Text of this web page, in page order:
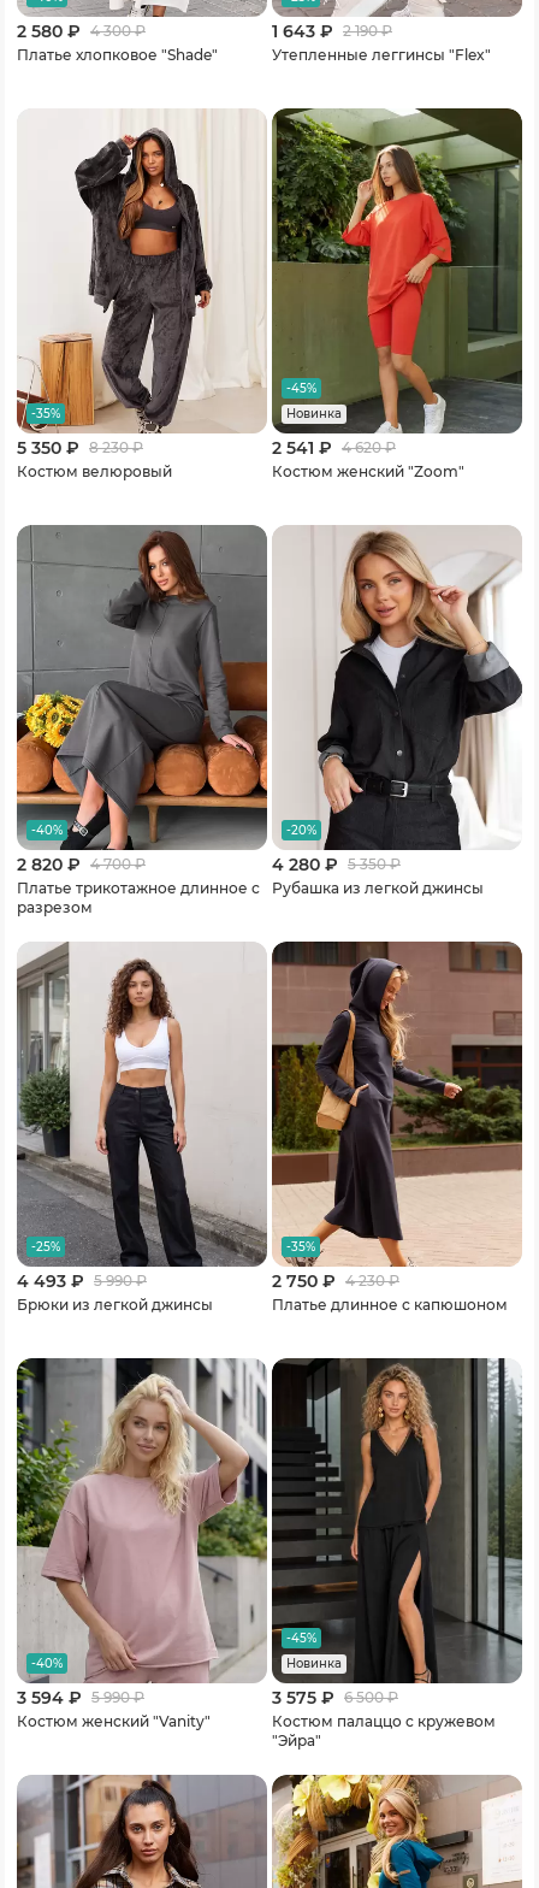
2 580 ₽ 4 300₽
Платье хлопковое "Shade"
1 643 ₽ 2 190₽
Утепленные леггинсы "Flex"
-35%
5 350 ₽ 8 230₽
Костюм велюровый
-45%
Новинка
2 541 ₽ 4 620₽
Костюм женский "Zoom"
-40%
2 820 ₽ 4 700₽
Платье трикотажное длинное с
разрезом
-20%
4 280 ₽ 5 350₽
Рубашка из легкой джинсы
-25%
4 493 ₽ 5 990₽
Брюки из легкой джинсы
-35%
2 750 ₽ 4 230₽
Платье длинное с капюшоном
-40%
3 594 ₽ 5 990₽
Костюм женский "Vanity"
-45%
Новинка
3 575 ₽ 6 500₽
Костюм палаццо с кружевом
"Эйра"